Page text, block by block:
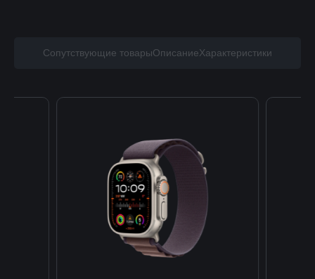
Сопутствующие товарыОписаниеХарактеристики